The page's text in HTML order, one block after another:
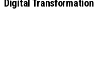
Digital Transformation